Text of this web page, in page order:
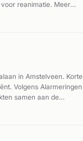
reanimatie. Meer
in Amstelveen. Korte
Volgens Alarmeringen
samen aan de